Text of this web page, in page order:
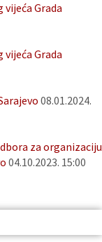
vijeća Grada
vijeća Grada
08.01.2024.
za organizaciju
04.10.2023. 15:00